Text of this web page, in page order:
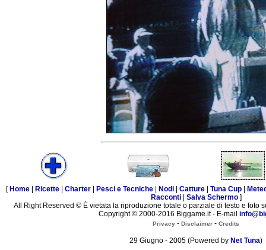
[ Home Ricette Charter Pesci e Tecniche Nodi Catture Tuna Cup
Racconti| Salva Schermo]
All Right Reserved © È vietata la riproduzione totale o parziale di testo e foto
Copyright © 2000-2016 Biggame.it - E-mail
Privacy - Disclaimer - Credits
29 Giugno - 2005 (Powered by Net Tuna)